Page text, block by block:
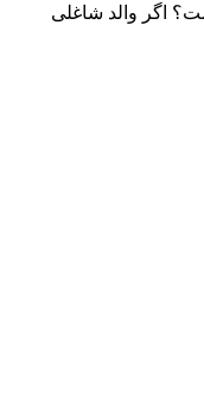
اگر والد شاغلی